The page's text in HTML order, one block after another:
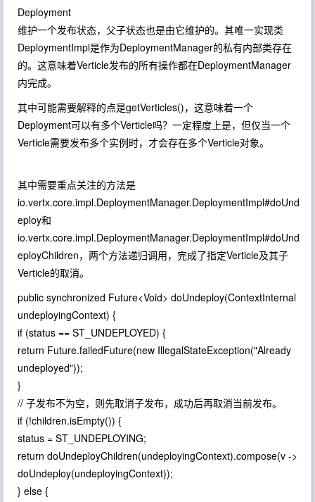
Deployment
维护一个发布状态，父子状态也是由它维护的。其唯一实现类
DeploymentImpl是作为DeploymentManager的私有内部类存在
的。这意味着Verticle发布的所有操作都在DeploymentManager
内完成。
其中可能需要解释的点是getVerticles()，这意味着一个
Deployment可以有多个Verticle吗？一定程度上是，但仅当一个
Verticle需要发布多个实例时，才会存在多个Verticle对象。
其中需要重点关注的方法是
io.vertx.core.impl.DeploymentManager.DeploymentImpl#doUnd
eploy和
io.vertx.core.impl.DeploymentManager.DeploymentImpl#doUnd
eployChildren，两个方法递归调用，完成了指定Verticle及其子
Verticle的取消。
public synchronized Future<Void> doUndeploy(ContextInternal
undeployingContext) {
if (status == ST_UNDEPLOYED) {
return Future.failedFuture(new IllegalStateException("Already
undeployed"));
}
// 子发布不为空，则先取消子发布，成功后再取消当前发布。
if (!children.isEmpty()) {
status = ST_UNDEPLOYING;
return doUndeployChildren(undeployingContext).compose(v ->
doUndeploy(undeployingContext));
} else {